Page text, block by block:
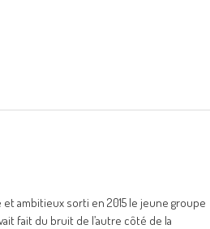
ambitieux sorti en 2015 le jeune groupe
fait du bruit de l’autre côté de la